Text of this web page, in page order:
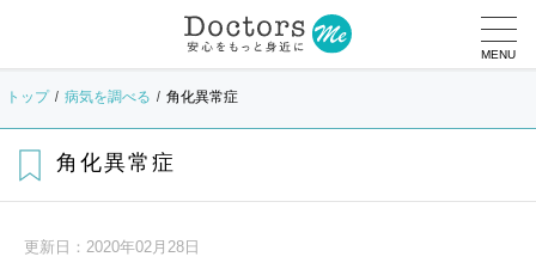
MENU
トップ 病気を調べる 角化異常症
角化異常症
更新日： 2020年02月28日